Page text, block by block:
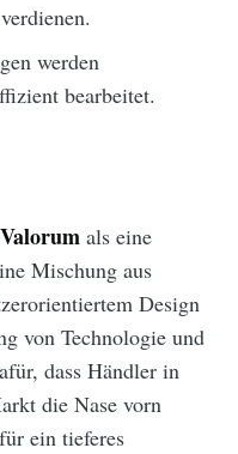
werden
bearbeitet.
Valorum als eine
Mischung aus
Design
von Technologie und
dass Händler in
die Nase vorn
für ein tieferes